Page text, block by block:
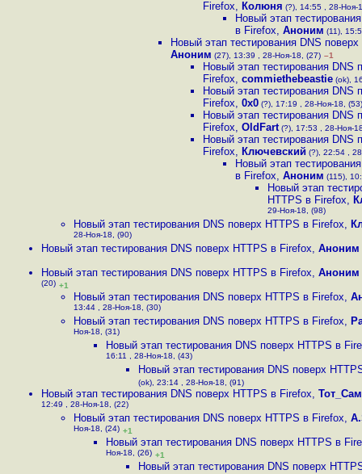
Firefox, Колюня (?), 14:55 , 28-Ноя-
Новый этап
в Firefox, Аноним (11),
Новый этап тестирования DNS
Аноним (27), 13:39 , 28-Ноя-18, (27) –1
Новый этап тестирования DNS
Firefox, commiethebeastie (ok),
Новый этап тестирования DNS
Firefox, 0x0 (?), 17:19 , 28-Ноя-18, (53)
Новый этап тестирования DNS
Firefox, OldFart (?), 17:53 , 28-Ноя-
Новый этап тестирования DNS
Firefox, Ключевский (?), 22:54 ,
Новый этап
в Firefox, Аноним (115),
Новый этап
HTTPS в Firefox,
29-Ноя-18, (98)
Новый этап тестирования DNS поверх HTTPS в Firefox,
28-Ноя-18, (90)
Новый этап тестирования DNS поверх HTTPS в Firefox, Аноним
Новый этап тестирования DNS поверх HTTPS в Firefox, Аноним
(20) +1
Новый этап тестирования DNS поверх HTTPS в Firefox,
13:44 , 28-Ноя-18, (30)
Новый этап тестирования DNS поверх HTTPS в Firefox,
Ноя-18, (31)
Новый этап тестирования DNS поверх HTTPS в
16:11 , 28-Ноя-18, (43)
Новый этап тестирования DNS поверх
(ok), 23:14 , 28-Ноя-18, (91)
Новый этап тестирования DNS поверх HTTPS в Firefox,
12:49 , 28-Ноя-18, (22)
Новый этап тестирования DNS поверх HTTPS в Firefox,
Ноя-18, (24) +1
Новый этап тестирования DNS поверх HTTPS в
Ноя-18, (26) +1
Новый этап тестирования DNS поверх